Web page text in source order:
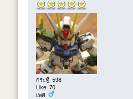
กระทู้: 598
Like: 70
เพศ: